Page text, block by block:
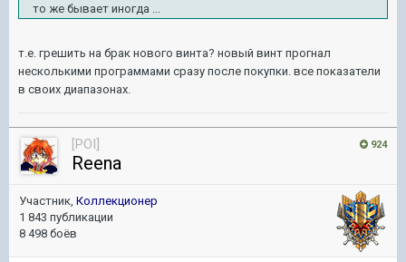
то же бывает иногда ...
т.е. грешить на брак нового винта? новый винт прогнал
несколькими программами сразу после покупки. все показатели
в своих диапазонах.
924
[POI]
Reena
Участник, Коллекционер
1 843 публикации
8 498 боёв